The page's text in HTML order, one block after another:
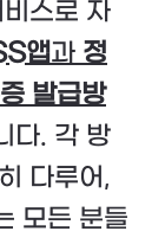
스로 자
앱과 정
발급방
다. 각 방
다루어,
모든 분들